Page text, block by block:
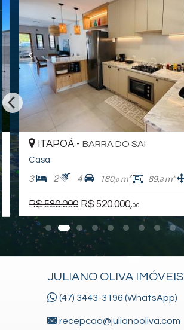
ITAPOÁ - BARRA DO SAI
Casa
3 2 4 180,0m² 89,8m²
R$ 580.000 R$ 520.000,00
JULIANO OLIVA IMÓVEIS
(47) 3443-3196 (WhatsApp)
recepcao@julianooliva.com